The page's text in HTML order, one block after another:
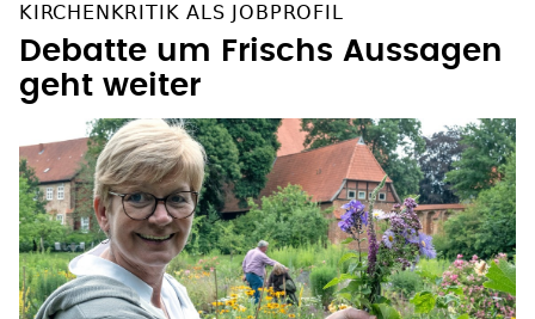
KIRCHENKRITIK ALS JOBPROFIL
Debatte um Frischs Aussagen
geht weiter